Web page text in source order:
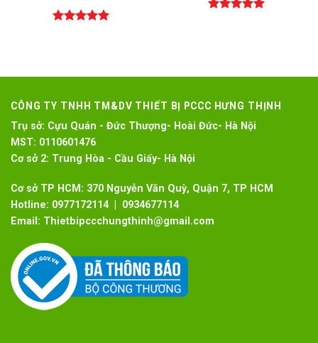
CÔNG TY TNHH TM&DV THIẾT BỊ PCCC HƯNG THỊNH
Trụ sở: Cựu Quán - Đức Thượng- Hoài Đức- Hà Nội
MST: 0110601476
Cơ sở 2: Trung Hòa - Cầu Giấy- Hà Nội
Cơ sở TP HCM: 370 Nguyễn Văn Quỳ, Quận 7, TP HCM
Hotline: 0977172114 | 0934677114
Email: Thietbipccchungthinh@gmail.com